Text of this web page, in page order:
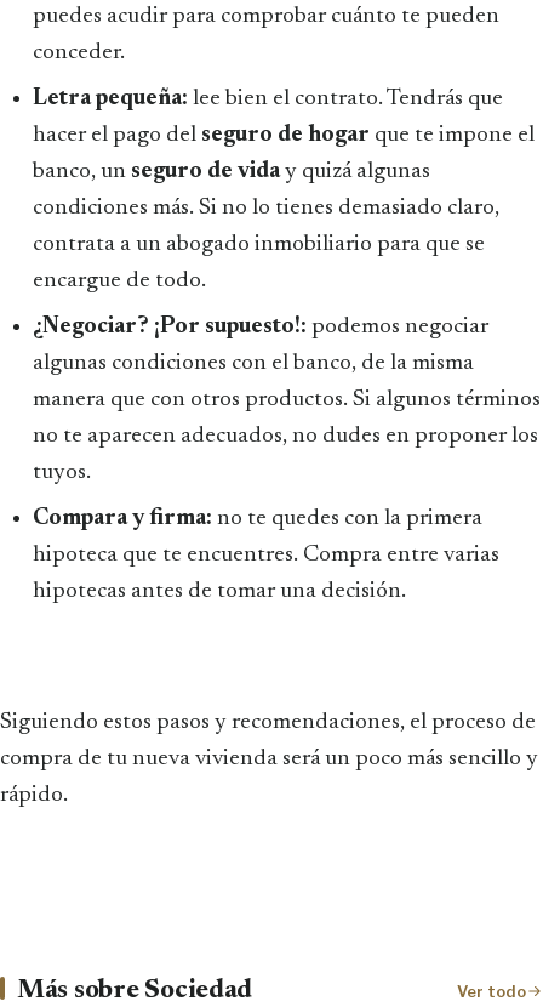
puedes acudir para comprobar cuánto te pueden
conceder.
Letra pequeña: lee bien el contrato. Tendrás que
hacer el pago del seguro de hogar que te impone el
banco, un seguro de viday quizá algunas
condiciones más. Si no lo tienes demasiado claro,
contrata a un abogado inmobiliario para que se
encargue de todo.
¿Negociar? ¡Por supuesto!: podemos negociar
algunas condiciones con el banco, de la misma
manera que con otros productos. Si algunos términos
no te aparecen adecuados, no dudes en proponer los
tuyos.
Compara y firma: no te quedes con la primera
hipoteca que te encuentres. Compra entre varias
hipotecas antes de tomar una decisión.
Siguiendo estos pasos y recomendaciones, el proceso de
compra de tu nueva vivienda será un poco más sencillo y
rápido.
Más sobre Sociedad Ver todo